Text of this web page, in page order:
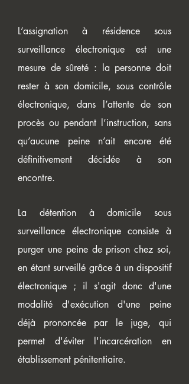
L’assignation à résidence sous
surveillance électronique est une
mesure de sûreté : la personne doit
rester à son domicile, sous contrôle
électronique, dans l’attente de son
procès ou pendant l’instruction, sans
qu’aucune peine n’ait encore été
définitivement décidée à son
encontre.
La détention à domicile sous
surveillance électronique consiste à
purger une peine de prison chez soi,
en étant surveillé grâce à un dispositif
électronique ; il s'agit donc d'une
modalité d'exécution d'une peine
déjà prononcée par le juge, qui
permet d'éviter l'incarcération en
établissement pénitentiaire.